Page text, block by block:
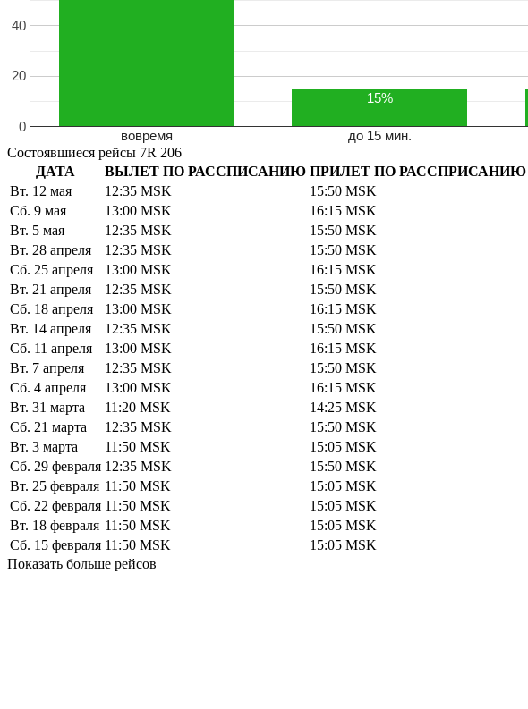
вовремя до 15 мин.
0
20
40
15%
Состоявшиеся рейсы 7R 206
ДАТА
ВЫЛЕТ ПО РАССПИСАНИЮ ПРИЛЕТ ПО РАССПРИСАНИЮ
Вт. 12 мая
12:35 MSK 15:50 MSK
Сб. 9 мая
13:00 MSK 16:15 MSK
Вт. 5 мая
12:35 MSK 15:50 MSK
Вт. 28 апреля
12:35 MSK 15:50 MSK
Сб. 25 апреля
13:00 MSK 16:15 MSK
Вт. 21 апреля
12:35 MSK 15:50 MSK
Сб. 18 апреля
13:00 MSK 16:15 MSK
Вт. 14 апреля
12:35 MSK 15:50 MSK
Сб. 11 апреля
13:00 MSK 16:15 MSK
Вт. 7 апреля
12:35 MSK 15:50 MSK
Сб. 4 апреля
13:00 MSK 16:15 MSK
Вт. 31 марта
11:20 MSK 14:25 MSK
Сб. 21 марта
12:35 MSK 15:50 MSK
Вт. 3 марта
11:50 MSK 15:05 MSK
Сб. 29 февраля 12:35 MSK 15:50 MSK
Вт. 25 февраля 11:50 MSK 15:05 MSK
Сб. 22 февраля 11:50 MSK 15:05 MSK
Вт. 18 февраля 11:50 MSK 15:05 MSK
Сб. 15 февраля 11:50 MSK 15:05 MSK
Показать больше рейсов